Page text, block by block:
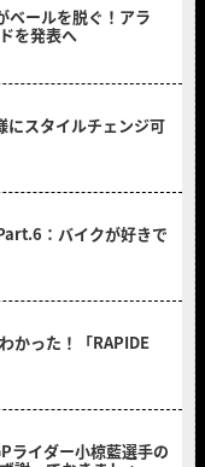
ベールを脱ぐ！アラ
を発表へ
にスタイルチェンジ可
：バイクが好きで
かった！「RAPIDE
ライダー小椋藍選手の